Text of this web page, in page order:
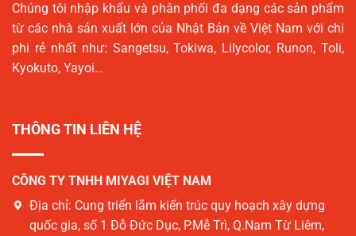
Chúng tôi nhập khẩu và phân phối đa dạng các sản phẩm
từ các nhà sản xuất lớn của Nhật Bản về Việt Nam với chi
phi rẻ nhất như: Sangetsu, Tokiwa, Lilycolor, Runon, Toli,
Kyokuto, Yayoi…
THÔNG TIN LIÊN HỆ
CÔNG TY TNHH MIYAGI VIỆT NAM
Địa chỉ: Cung triển lãm kiến trúc quy hoạch xây dựng
quốc gia, số 1 Đỗ Đức Dục, P.Mễ Trì, Q.Nam Từ Liêm,